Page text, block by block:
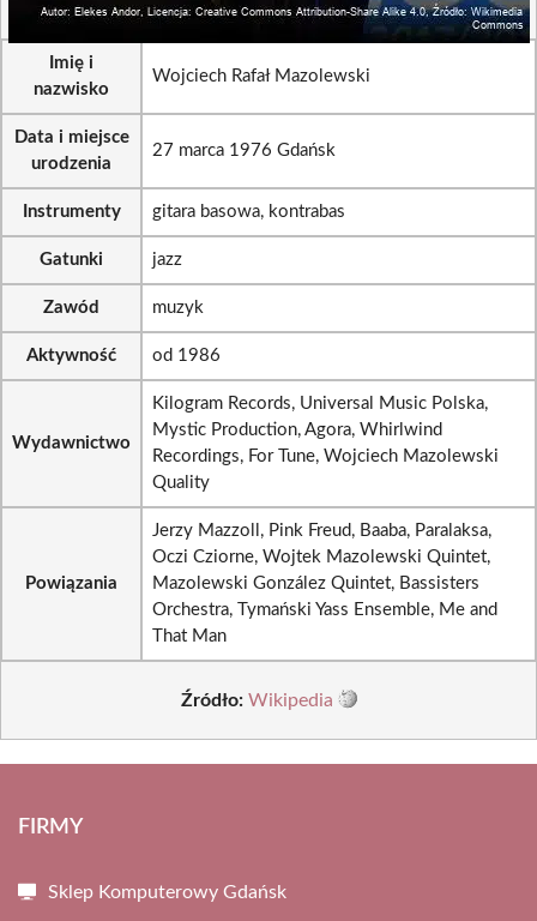
Imię i
nazwisko
Wojciech Rafał Mazolewski
Data i miejsce
urodzenia
27 marca 1976 Gdańsk
Instrumenty gitara basowa, kontrabas
Gatunki jazz
Zawód muzyk
Aktywność od 1986
Wydawnictwo
Kilogram Records, Universal Music Polska,
Mystic Production, Agora, Whirlwind
Recordings, For Tune, Wojciech Mazolewski
Quality
Powiązania
Jerzy Mazzoll, Pink Freud, Baaba, Paralaksa,
Oczi Cziorne, Wojtek Mazolewski Quintet,
Mazolewski González Quintet, Bassisters
Orchestra, Tymański Yass Ensemble, Me and
That Man
Źródło: Wikipedia
FIRMY
Sklep Komputerowy Gdańsk